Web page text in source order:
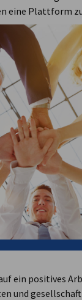
Plattform
ein positives
und